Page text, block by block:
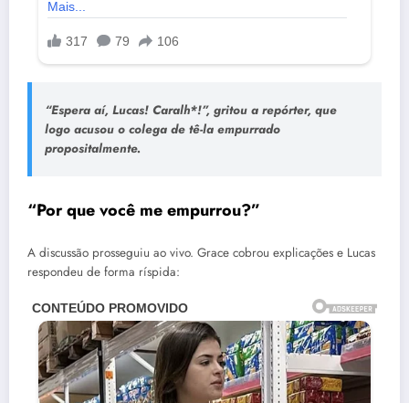
“Espera aí, Lucas! Caralh*!”, gritou a repórter, que
logo acusou o colega de tê-la empurrado
propositalmente.
“Por que você me empurrou?”
A discussão prosseguiu ao vivo. Grace cobrou explicações e Lucas
respondeu de forma ríspida: